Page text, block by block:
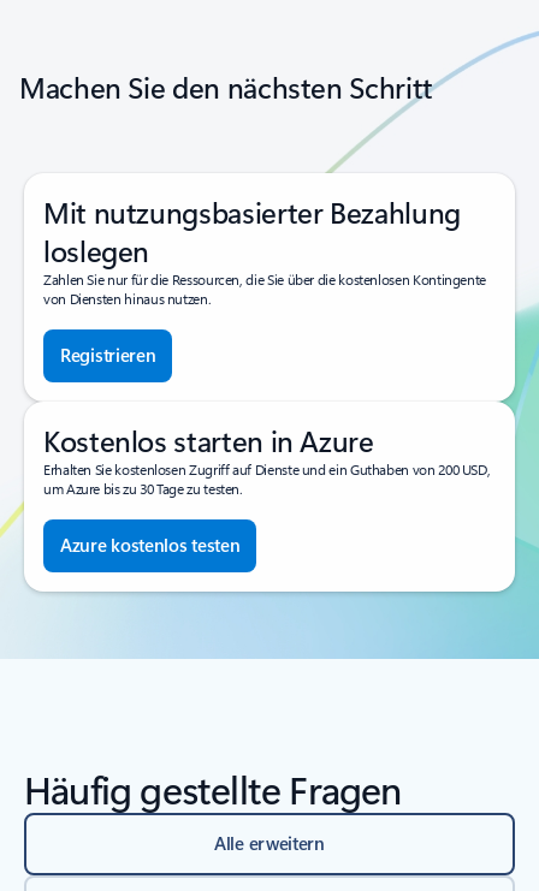
Machen Sie den nächsten Schritt
Mit nutzungsbasierter Bezahlung
loslegen
Zahlen Sie nur für die Ressourcen, die Sie über die kostenlosen Kontingente
von Diensten hinaus nutzen.
Registrieren
Kostenlos starten in Azure
Erhalten Sie kostenlosen Zugriff auf Dienste und ein Guthaben von 200 USD,
um Azure bis zu 30 Tage zu testen.
Azure kostenlos testen
Häufig gestellte Fragen
Alle erweitern